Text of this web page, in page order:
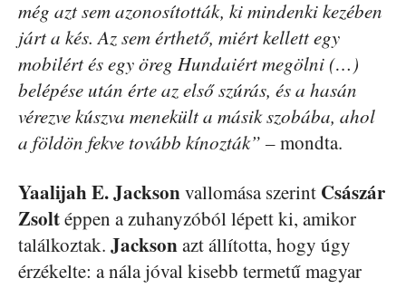
még azt sem azonosították, ki mindenki kezében
járt a kés. Az sem érthető, miért kellett egy
mobilért és egy öreg Hundaiért megölni (…)
belépése után érte az első szúrás, és a hasán
vérezve kúszva menekült a másik szobába, ahol
a földön fekve tovább kínozták” –mondta.
Yaalijah E. Jacksonvallomása szerint Császár
Zsoltéppen a zuhanyzóból lépett ki, amikor
találkoztak. Jacksonazt állította, hogy úgy
érzékelte: a nála jóval kisebb termetű magyar